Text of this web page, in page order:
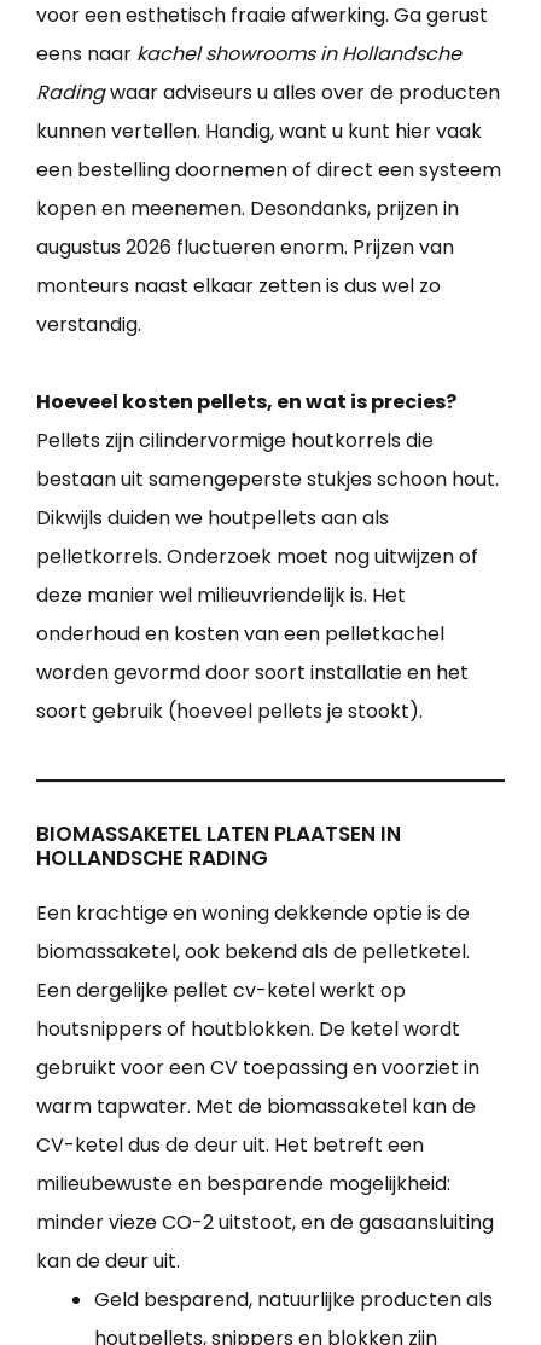
voor een esthetisch fraaie afwerking. Ga gerust
eens naar kachel showrooms in Hollandsche
Radingwaar adviseurs u alles over de producten
kunnen vertellen. Handig, want u kunt hier vaak
een bestelling doornemen of direct een systeem
kopen en meenemen. Desondanks, prijzen in
augustus 2026 fluctueren enorm. Prijzen van
monteurs naast elkaar zetten is dus wel zo
verstandig.
Hoeveel kosten pellets, en wat is precies?
Pellets zijn cilindervormige houtkorrels die
bestaan uit samengeperste stukjes schoon hout.
Dikwijls duiden we houtpellets aan als
pelletkorrels. Onderzoek moet nog uitwijzen of
deze manier wel milieuvriendelijk is. Het
onderhoud en kosten van een pelletkachel
worden gevormd door soort installatie en het
soort gebruik (hoeveel pellets je stookt).
BIOMASSAKETEL LATEN PLAATSEN IN
HOLLANDSCHE RADING
Een krachtige en woning dekkende optie is de
biomassaketel, ook bekend als de pelletketel.
Een dergelijke pellet cv-ketel werkt op
houtsnippers of houtblokken. De ketel wordt
gebruikt voor een CV toepassing en voorziet in
warm tapwater. Met de biomassaketel kan de
CV-ketel dus de deur uit. Het betreft een
milieubewuste en besparende mogelijkheid:
minder vieze CO-2 uitstoot, en de gasaansluiting
kan de deur uit.
Geld besparend, natuurlijke producten als
houtpellets, snippers en blokken zijn